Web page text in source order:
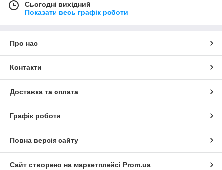
Сьогодні вихідний
Показати весь графік роботи
Про нас
Контакти
Доставка та оплата
Графік роботи
Повна версія сайту
Сайт створено на маркетплейсі Prom.ua